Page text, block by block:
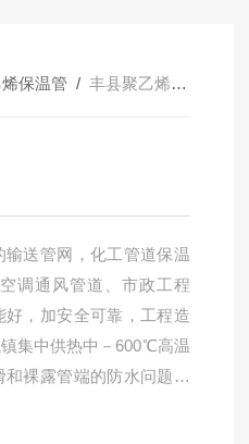
保温管 / 丰县聚乙烯保温管
送管网，化工管道保温
调通风管道、市政工程
，加安全可靠，工程造
集中供热中－600℃高温
裸露管端的防水问题。